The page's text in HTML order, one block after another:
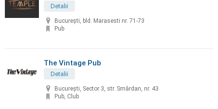
Detalii
București, bld. Marasesti nr. 71-73
Pub
The Vintage Pub
Detalii
București, Sector 3, str. Smârdan, nr. 43
Pub, Club